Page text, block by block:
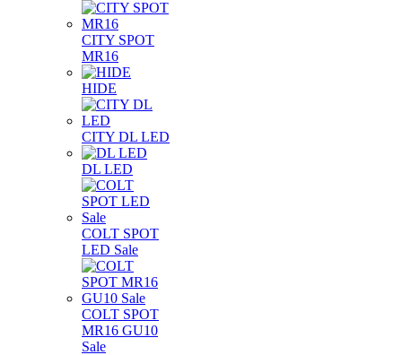
CITY SPOT
MR16
HIDE
CITY DL LED
DL LED
COLT SPOT
LED Sale
COLT SPOT
MR16 GU10
Sale